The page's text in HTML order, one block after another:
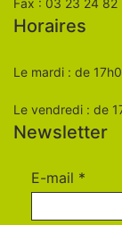
Fax : 03 23 24 82
Horaires
Le mardi : de
Le vendredi : de
Newsletter
E-mail *